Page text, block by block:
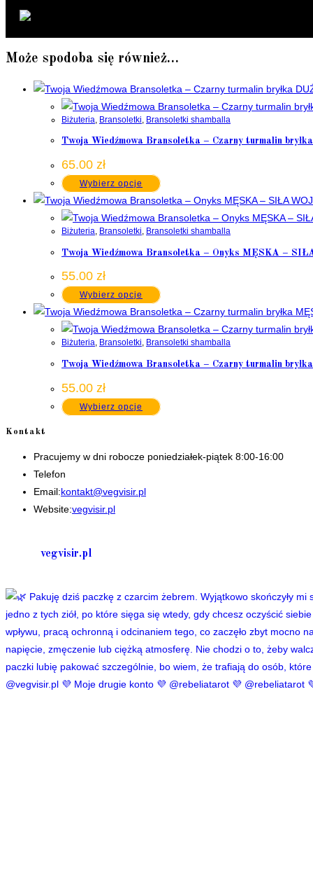
Może spodoba się również…
Biżuteria, Bransoletki, Bransoletki shamballa
Twoja Wiedźmowa Bransoletka – Czarny turmalin
65.00 zł
Wybierz opcje
Biżuteria, Bransoletki, Bransoletki shamballa
Twoja Wiedźmowa Bransoletka – Onyks MĘSKA –
55.00 zł
Wybierz opcje
Biżuteria, Bransoletki, Bransoletki shamballa
Twoja Wiedźmowa Bransoletka – Czarny turmalin
55.00 zł
Wybierz opcje
Kontakt
Pracujemy w dni robocze poniedziałek-piątek 8:00-16:00
Telefon
Email:kontakt@vegvisir.plOpens
Website:vegvisir.pl
vegvisir.pl